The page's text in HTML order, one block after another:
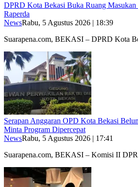
DPRD Kota Bekasi Buka Ruang
Raperda
NewsRabu, 5 Agustus 2026 | 18:39
Suarapena.com, BEKASI – DPRD Kota
Serapan Anggaran OPD Kota Bekasi
Minta Program Dipercepat
NewsRabu, 5 Agustus 2026 | 17:41
Suarapena.com, BEKASI – Komisi II